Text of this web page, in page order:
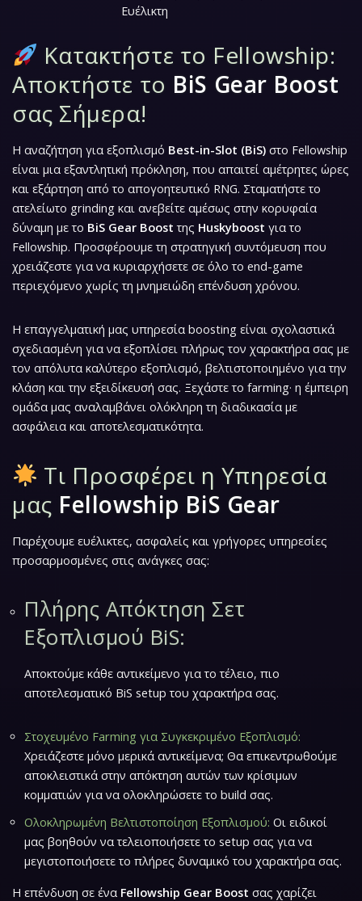
Ευέλικτη
Κατακτήστε το Fellowship:
Αποκτήστε το BiS Gear Boost
σας Σήμερα!
Η αναζήτηση για εξοπλισμό Best-in-Slot (BiS) στο Fellowship
είναι μια εξαντλητική πρόκληση, που απαιτεί αμέτρητες ώρες
και εξάρτηση από το απογοητευτικό RNG. Σταματήστε το
ατελείωτο grinding και ανεβείτε αμέσως στην κορυφαία
δύναμη με το BiS Gear Boost της Huskyboost για το
Fellowship. Προσφέρουμε τη στρατηγική συντόμευση που
χρειάζεστε για να κυριαρχήσετε σε όλο το end-game
περιεχόμενο χωρίς τη μνημειώδη επένδυση χρόνου.
Η επαγγελματική μας υπηρεσία boosting είναι σχολαστικά
σχεδιασμένη για να εξοπλίσει πλήρως τον χαρακτήρα σας με
τον απόλυτα καλύτερο εξοπλισμό, βελτιστοποιημένο για την
κλάση και την εξειδίκευσή σας. Ξεχάστε το farming· η έμπειρη
ομάδα μας αναλαμβάνει ολόκληρη τη διαδικασία με
ασφάλεια και αποτελεσματικότητα.
Τι Προσφέρει η Υπηρεσία
μας Fellowship BiS Gear
Παρέχουμε ευέλικτες, ασφαλείς και γρήγορες υπηρεσίες
προσαρμοσμένες στις ανάγκες σας:
Πλήρης Απόκτηση Σετ
Εξοπλισμού BiS:
Αποκτούμε κάθε αντικείμενο για το τέλειο, πιο
αποτελεσματικό BiS setup του χαρακτήρα σας.
Στοχευμένο Farming για Συγκεκριμένο Εξοπλισμό:
Χρειάζεστε μόνο μερικά αντικείμενα; Θα επικεντρωθούμε
αποκλειστικά στην απόκτηση αυτών των κρίσιμων
κομματιών για να ολοκληρώσετε το build σας.
Ολοκληρωμένη Βελτιστοποίηση Εξοπλισμού: Οι ειδικοί
μας βοηθούν να τελειοποιήσετε το setup σας για να
μεγιστοποιήσετε το πλήρες δυναμικό του χαρακτήρα σας.
Η επένδυση σε ένα Fellowship Gear Boost σας χαρίζει